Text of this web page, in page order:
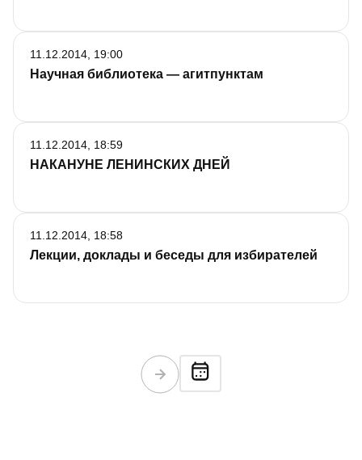
Научная библиотека — агитпунктам
11.12.2014, 19:00
НАКАНУНЕ ЛЕНИНСКИХ ДНЕЙ
11.12.2014, 18:59
Лекции, доклады и беседы для избирателей
11.12.2014, 18:58